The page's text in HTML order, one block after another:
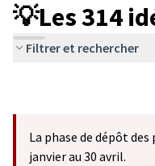
💡Les 314
Filtrer et rechercher
La phase de dépôt
janvier au 30 avril.